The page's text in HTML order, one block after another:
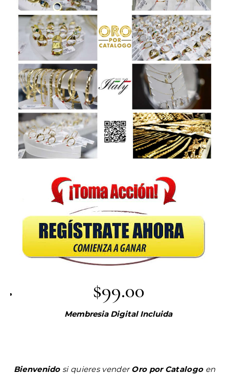
$99.00
Membresia Digital Incluida
Bienvenidosi quieres venderOro por Catalogoen